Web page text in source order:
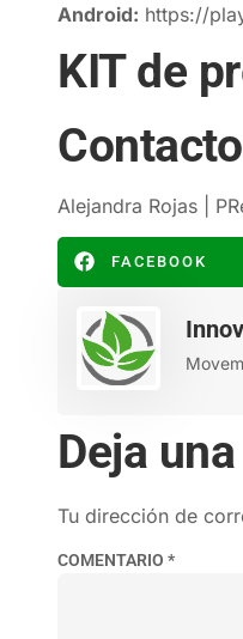
Android: https://
KIT de
Alejandra Rojas |
FACEBOOK
Deja
Tu dirección de
COMENTARIO *